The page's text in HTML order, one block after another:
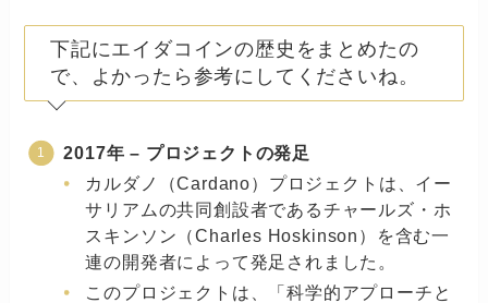
下記にエイダコインの歴史をまとめたの
で、よかったら参考にしてくださいね。
2017年 – プロジェクトの発足
カルダノ（Cardano）プロジェクトは、イー
サリアムの共同創設者であるチャールズ・ホ
スキンソン（Charles Hoskinson）を含む一
連の開発者によって発足されました。
このプロジェクトは、「科学的アプローチと